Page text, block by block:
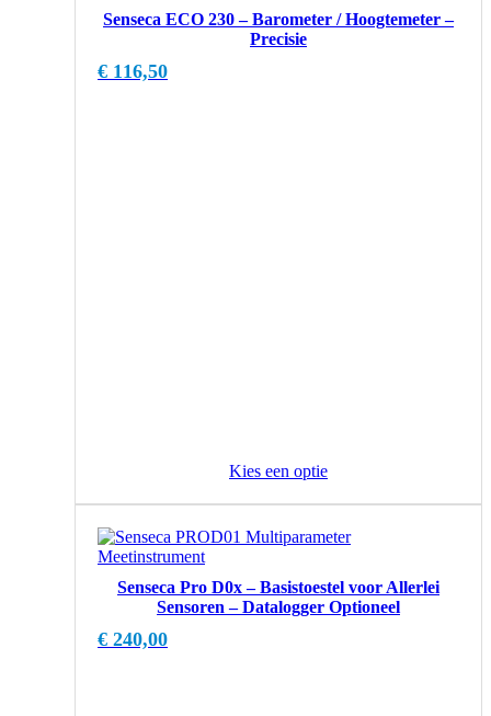
Senseca ECO 230 – Barometer / Hoogtemeter –
Precisie
€ 116,50
Kies een optie
Senseca Pro D0x – Basistoestel voor Allerlei
Sensoren – Datalogger Optioneel
€ 240,00